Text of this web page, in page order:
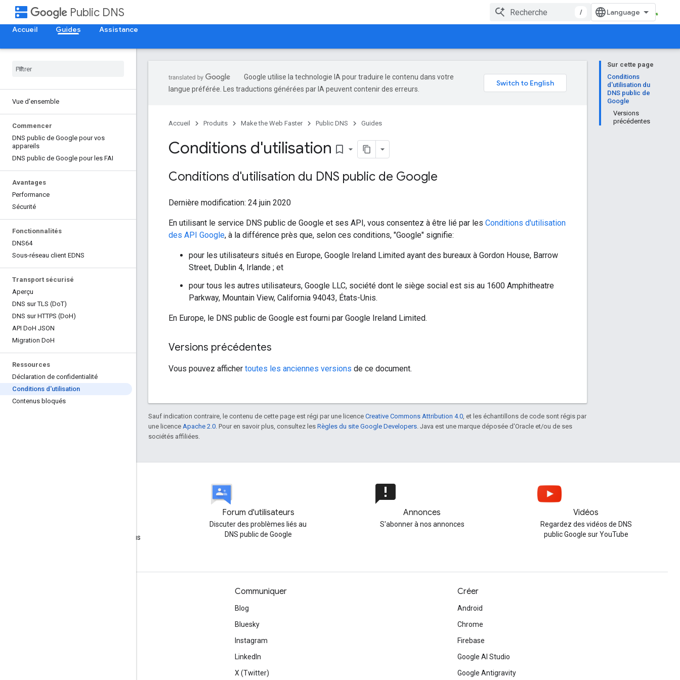
dns Public DNS
/
Accueil
Guides Assistance
Vue d'ensemble
Commencer
DNS public de Google pour vos
appareils
DNS public de Google pour les FAI
Avantages
Performance
Sécurité
Fonctionnalités
DNS64
Sous-réseau client EDNS
Transport sécurisé
Aperçu
DNS sur TLS (DoT)
DNS sur HTTPS (DoH)
API DoH JSON
Migration DoH
Ressources
Déclaration de confidentialité
Conditions d'utilisation
Contenus bloqués
Sur cette page
Conditions
d'utilisation du
DNS public de
Google
Versions
précédentes
Google utilise la technologie IA pour traduire le contenu dans votre
langue préférée. Les traductions générées par IA peuvent contenir des erreurs.
Accueil Produits Make the Web Faster Public DNS Guides
Conditions d'utilisation bookmark_border
Conditions d'utilisation du DNS public de Google
Dernière modification: 24 juin 2020
En utilisant le service DNS public de Google et ses API, vous consentez à être lié par les Conditions d'utilisation
des API Google, à la différence près que, selon ces conditions, "Google" signifie:
pour les utilisateurs situés en Europe, Google Ireland Limited ayant des bureaux à Gordon House, Barrow
Street, Dublin 4, Irlande ; et
pour tous les autres utilisateurs, Google LLC, société dont le siège social est sis au 1600 Amphitheatre
Parkway, Mountain View, California 94043, États-Unis.
En Europe, le DNS public de Google est fourni par Google Ireland Limited.
Versions précédentes
Vous pouvez afficher toutes les anciennes versions de ce document.
Sauf indication contraire, le contenu de cette page est régi par une licence Creative Commons Attribution 4.0 , et les échantillons de code sont régis par
une licence Apache 2.0 . Pour en savoir plus, consultez les Règles du site Google Developers . Java est une marque déposée d'Oracle et/ou de ses
sociétés affiliées.
Un problème ? Envoyez-nous
Forum d'utilisateurs
Discuter des problèmes liés au
DNS public de Google
announcement
Annonces
S'abonner à nos annonces
Vidéos
Regardez des vidéos de DNS
public Google sur YouTube
Communiquer
Blog
Bluesky
Instagram
LinkedIn
X (Twitter)
Créer
Android
Chrome
Firebase
Google AI Studio
Google Antigravity